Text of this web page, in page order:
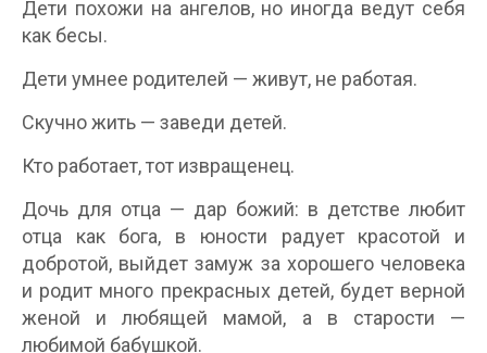
Дети похожи на ангелов, но иногда ведут себя
как бесы.
Дети умнее родителей — живут, не работая.
Скучно жить — заведи детей.
Кто работает, тот извращенец.
Дочь для отца — дар божий: в детстве любит
отца как бога, в юности радует красотой и
добротой, выйдет замуж за хорошего человека
и родит много прекрасных детей, будет верной
женой и любящей мамой, а в старости —
любимой бабушкой.